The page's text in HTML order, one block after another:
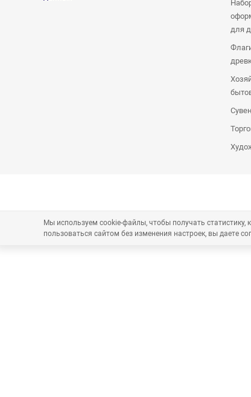
для
Мы используем cookie-файлы, чтобы получать
пользоваться сайтом без изменения настроек, вы даете